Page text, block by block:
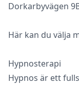
Dorkarbyvägen
Här kan du välja
Hypnosterapi
Hypnos är ett